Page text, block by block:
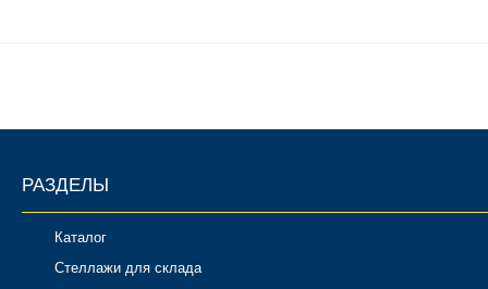
РАЗДЕЛЫ
Каталог
Стеллажи для склада